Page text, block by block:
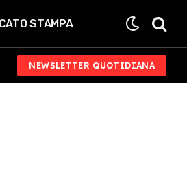
STAMPA
NEWSLETTER QUOTIDIANA